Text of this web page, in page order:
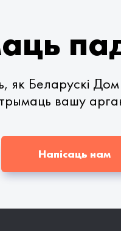
як Беларускі
вашу
Напісаць нам